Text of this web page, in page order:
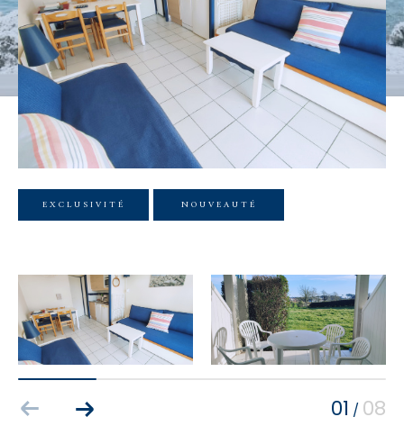
EXCLUSIVITÉ NOUVEAUTÉ
01 / 08
Budget
Budget
Surface
Pièces
Pièces
Référence
AFFINER LES CRITÈRES
TERRASSE PARKING PISCINE
FILTRER PAR